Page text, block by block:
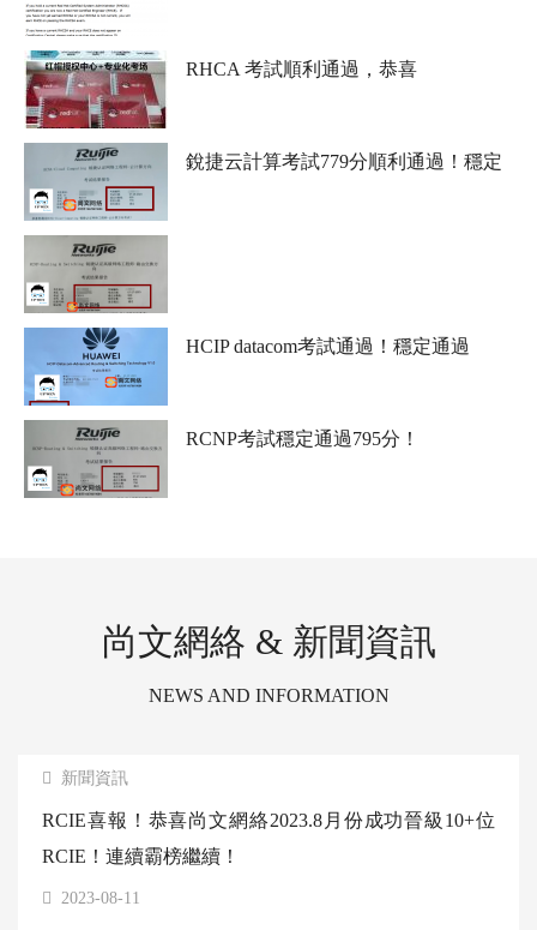
RHCA 考試順利通過，恭喜
銳捷云計算考試779分順利通過！穩定
RCNP考試通過，這個分數比較絕！是個狠人
HCIP datacom考試通過！穩定通過
RCNP考試穩定通過795分！
尚文網絡 & 新聞資訊
NEWS AND INFORMATION
新聞資訊
RCIE喜報！恭喜尚文網絡2023.8月份成功晉級10+位
RCIE！連續霸榜繼續！
2023-08-11